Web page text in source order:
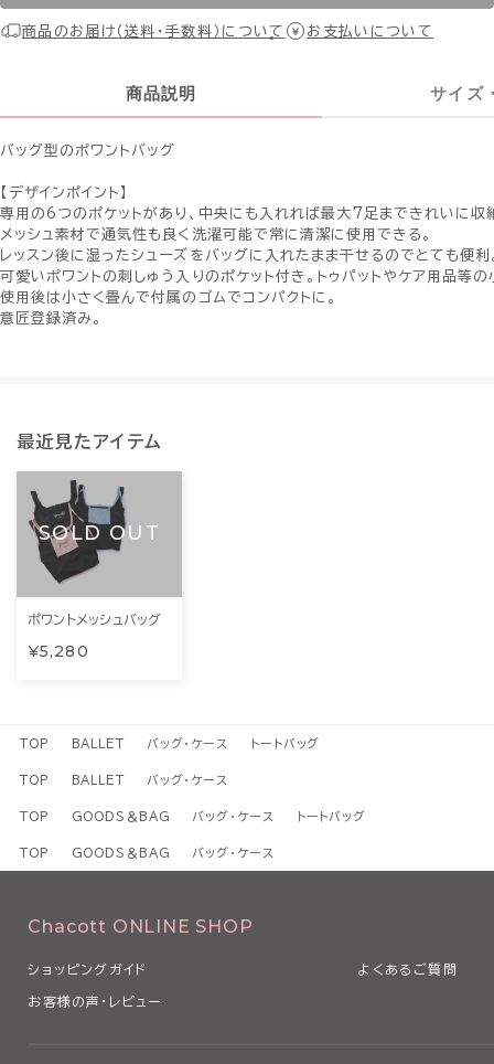
商品のお届け（送料・手数料）について お支払いについて
商品説明 サイズ
バッグ型のポワントバッグ
【デザインポイント】
専用の6つのポケットがあり、中央にも入れれば最大7足まできれいに収
メッシュ素材で通気性も良く洗濯可能で常に清潔に使用できる。
レッスン後に湿ったシューズをバッグに入れたまま干せるのでとても便利
可愛いポワントの刺しゅう入りのポケット付き。トゥパットやケア用品等
使用後は小さく畳んで付属のゴムでコンパクトに。
意匠登録済み。
最近見たアイテム
SOLD OUT
ポワントメッシュバッグ
¥5,280
TOP BALLET バッグ・ケース トートバッグ
TOP BALLET バッグ・ケース
TOP GOODS＆BAG バッグ・ケース トートバッグ
TOP GOODS＆BAG バッグ・ケース
Chacott ONLINE SHOP
ショッピングガイド よくあるご質問
お客様の声・レビュー